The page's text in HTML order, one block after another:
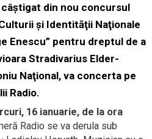
din nou concursul
şi Identităţii Naţionale
Enescu” pentru dreptul de a
Stradivarius Elder-
Naţional, va concerta pe
Radio.
16 ianuarie, de la ora
Radio se va derula sub